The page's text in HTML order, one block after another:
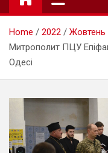
Home 2022 Жовтень
Митрополит ПЦУ
Одесі